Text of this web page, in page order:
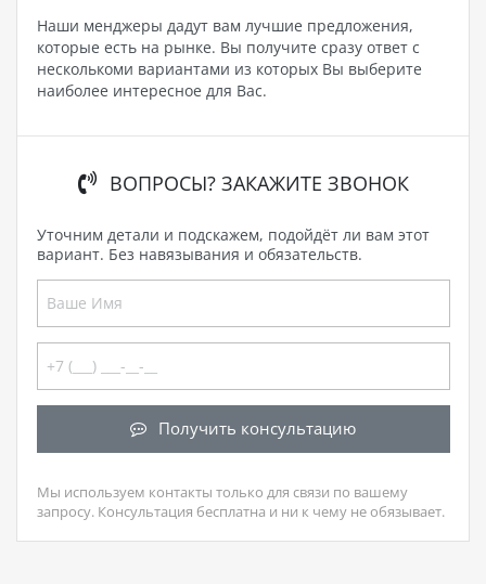
Наши менджеры дадут вам лучшие предложения,
которые есть на рынке. Вы получите сразу ответ с
несколькоми вариантами из которых Вы выберите
наиболее интересное для Вас.
ВОПРОСЫ? ЗАКАЖИТЕ ЗВОНОК
Уточним детали и подскажем, подойдёт ли вам этот
вариант. Без навязывания и обязательств.
Получить консультацию
Мы используем контакты только для связи по вашему
запросу. Консультация бесплатна и ни к чему не обязывает.